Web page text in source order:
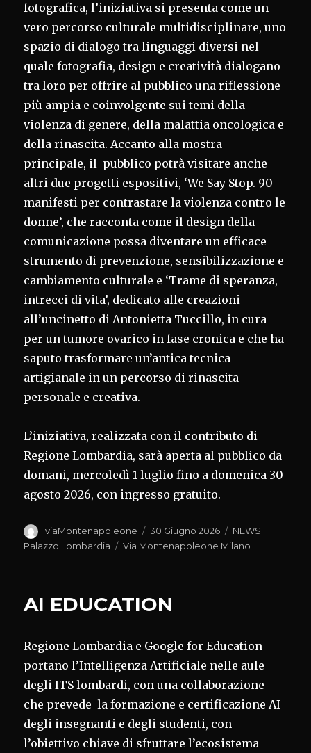
fotografica, l’iniziativa si presenta come un
vero percorso culturale multidisciplinare, uno
spazio di dialogo tra linguaggi diversi nel
quale fotografia, design e creatività dialogano
tra loro per offrire al pubblico una riflessione
più ampia e coinvolgente sui temi della
violenza di genere, della malattia oncologica e
della rinascita. Accanto alla mostra
principale, il pubblico potrà visitare anche
altri due progetti espositivi, ‘We Say Stop. 90
manifesti per contrastare la violenza contro le
donne’, che racconta come il design della
comunicazione possa diventare un efficace
strumento di prevenzione, sensibilizzazione e
cambiamento culturale e ‘Trame di speranza,
intrecci di vita’, dedicato alle creazioni
all’uncinetto di Antonietta Tuccillo, in cura
per un tumore ovarico in fase cronica e che ha
saputo trasformare un’antica tecnica
artigianale in un percorso di rinascita
personale e creativa.
L’iniziativa, realizzata con il contributo di
Regione Lombardia, sarà aperta al pubblico da
domani, mercoledì 1 luglio fino a domenica 30
agosto 2026, con ingresso gratuito.
Autore
viaMontenapoleone
Pubblicato
il
30 Giugno 2026 Categorie
NEWS |
Palazzo Lombardia
Tag
Via Montenapoleone Milano
AI EDUCATION
Regione Lombardia e Google for Education
portano l’Intelligenza Artificiale nelle aule
degli ITS lombardi, con una collaborazione
che prevede la formazione e certificazione AI
degli insegnanti e degli studenti, con
l’obiettivo chiave di sfruttare l’ecosistema